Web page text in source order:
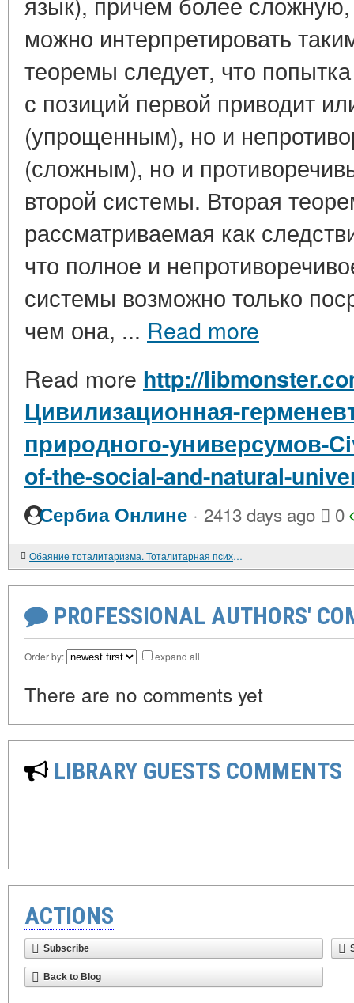
можно интерпретировать
теоремы следует, что
с позиций первой приводит
(упрощенным), но и
(сложным), но и
второй системы. Вторая
рассматриваемая как
что полное и
системы возможно только
чем она, ... Read more
Read more http://
Цивилизационная-
природного-универсумов-
of-the-social-and-natural-
Сербиа Онлине · 2413 days ago 0
Обаяние тоталитаризма. Тоталитарная психология в постсоветской России
PROFESSIONAL AUTHORS'
Order by: expand all
There are no comments yet
LIBRARY GUESTS COMMENTS
ACTIONS
Subscribe
Back to Blog